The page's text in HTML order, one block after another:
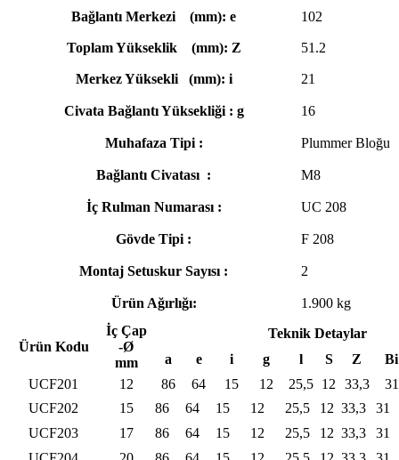
Bağlantı Merkezi (mm): e 102
Toplam Yükseklik (mm): Z 51.2
Merkez Yüksekli (mm): i 21
Civata Bağlantı Yüksekliği : g 16
Muhafaza Tipi : Plummer Bloğu
Bağlantı Civatası : M8
İç Rulman Numarası : UC 208
Gövde Tipi : F 208
Montaj Setuskur Sayısı : 2
Ürün Ağırlığı: 1.900 kg
Ürün Kodu
İç Çap
-Ø
mm
Teknik Detaylar
a
e i g l S Z
Bi
UCF201
12 86 64 15 12 25,5 12 33,3
31
UCF202
15 86 64 15 12 25,5 12 33,3
31
UCF203
17 86 64 15 12 25,5 12 33,3
31